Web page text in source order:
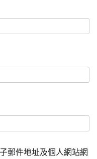
郵件地址及個人網站網